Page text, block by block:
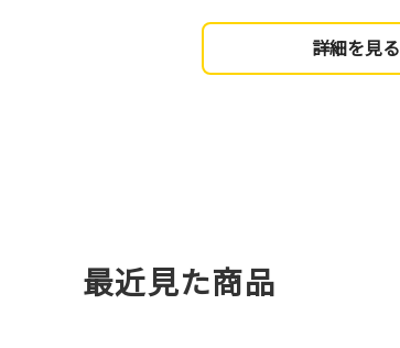
詳細を見る
最近見た商品